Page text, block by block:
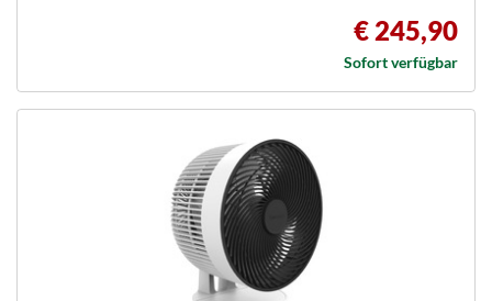
€ 245,90
Sofort verfügbar